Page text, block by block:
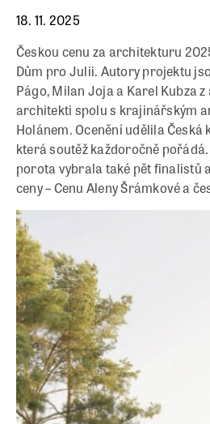
18. 11. 2025
Českou cenu za architekturu
Dům pro Julii. Autory projektu
Págo, Milan Joja a Karel Kubza
architekti spolu s krajinářským
Holánem. Ocenění udělila
která soutěž každoročně
porota vybrala také pět finalistů
ceny – Cenu Aleny Šrámkové a